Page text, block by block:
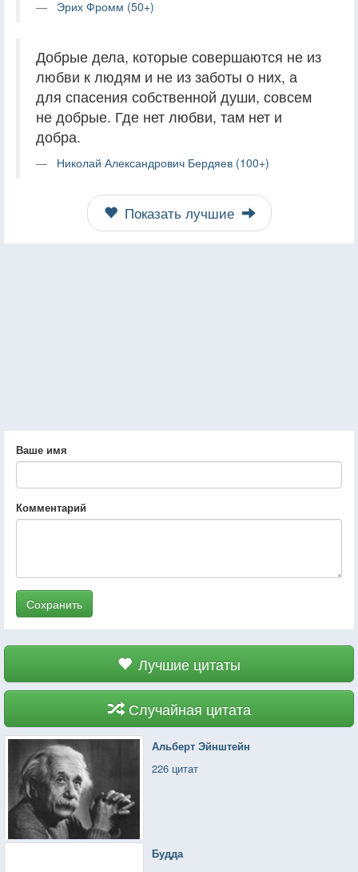
Эрих Фромм (50+)
Добрые дела, которые совершаются не из
любви к людям и не из заботы о них, а
для спасения собственной души, совсем
не добрые. Где нет любви, там нет и
добра.
Николай Александрович Бердяев (100+)
Показать лучшие
Ваше имя
Комментарий
Сохранить
Лучшие цитаты
Случайная цитата
Альберт Эйнштейн
226 цитат
Будда